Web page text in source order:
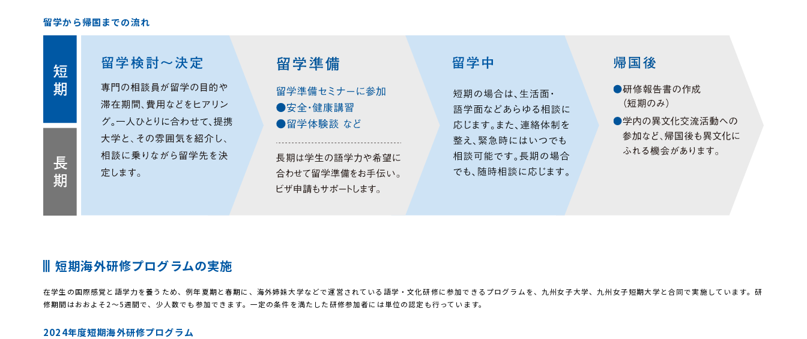
留学から帰国までの流れ
短期海外研修プログラムの実施
在学生の国際感覚と語学力を養うため、例年夏期と春期に、海外姉妹大学などで運営されている語学・文化研修に参加できるプログラムを、九州女子大学、九州女子短期大学と合同で実施しています。研
修期間はおおよそ2〜5週間で、少人数でも参加できます。一定の条件を満たした研修参加者には単位の認定も行っています。
2024年度短期海外研修プログラム